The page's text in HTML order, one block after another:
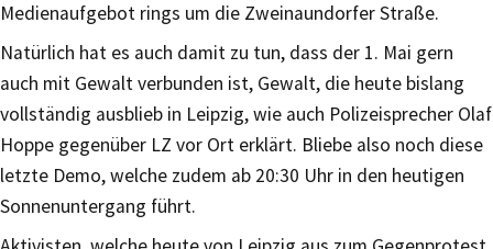
Medienaufgebot rings um die Zweinaundorfer Straße.
Natürlich hat es auch damit zu tun, dass der 1. Mai gern
auch mit Gewalt verbunden ist, Gewalt, die heute bislang
vollständig ausblieb in Leipzig, wie auch Polizeisprecher Olaf
Hoppe gegenüber LZ vor Ort erklärt. Bliebe also noch diese
letzte Demo, welche zudem ab 20:30 Uhr in den heutigen
Sonnenuntergang führt.